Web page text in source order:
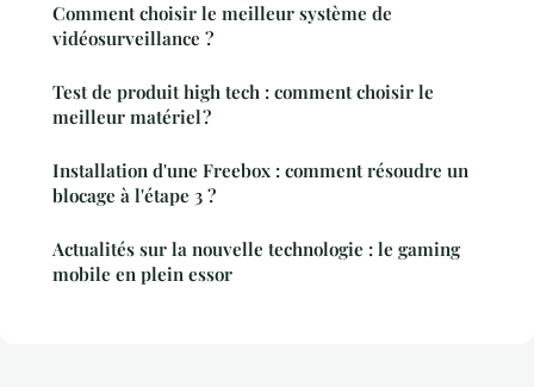
Comment choisir le meilleur système de
vidéosurveillance ?
Test de produit high tech : comment choisir le
meilleur matériel ?
Installation d'une Freebox : comment résoudre un
blocage à l'étape 3 ?
Actualités sur la nouvelle technologie : le gaming
mobile en plein essor